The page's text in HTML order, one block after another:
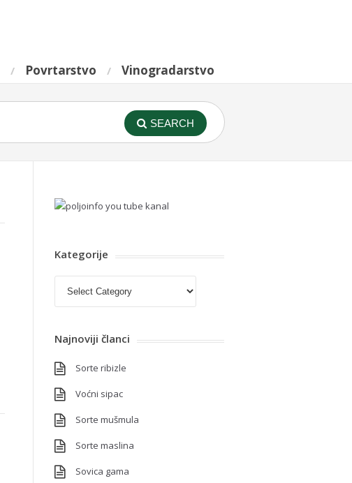
Povrtarstvo Vinogradarstvo
SEARCH
Kategorije
Najnoviji članci
Sorte ribizle
Voćni sipac
Sorte mušmula
Sorte maslina
Sovica gama